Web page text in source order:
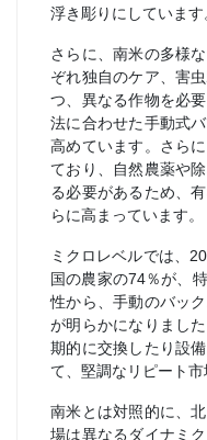
浮き彫りにしています
さらに、南米の多様
ぞれ独自のケア、害
つ、異なる作物を必
法に合わせた手動式
高めています。さら
ており、自然農薬や
る必要があるため、
らに高まっています。
ミクロレベルでは、
国の農家の74％が、
性から、手動のバッ
が明らかになりまし
期的に交換したり設
て、堅調なリピート市
南米とは対照的に、
場は異なるダイナミ